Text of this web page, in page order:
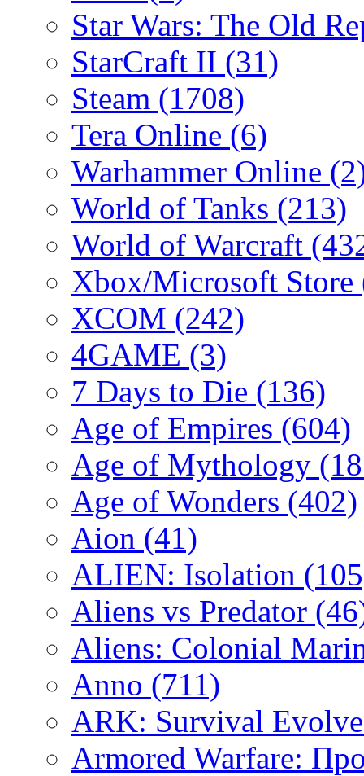
Star Wars: The Old
StarCraft II (31)
Steam (1708)
Tera Online (6)
Warhammer Online
World of Tanks (213)
World of Warcraft
Xbox/Microsoft Store
XCOM (242)
4GAME (3)
7 Days to Die (136)
Age of Empires (604)
Age of Mythology
Age of Wonders (402)
Aion (41)
ALIEN: Isolation
Aliens vs Predator
Aliens: Colonial
Anno (711)
ARK: Survival
Armored Warfare: